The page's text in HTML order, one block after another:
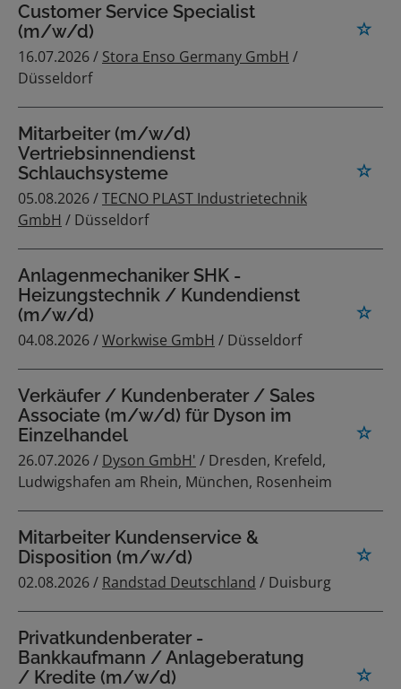
Customer Service Specialist
(m/w/d)
16.07.2026 / Stora Enso Germany GmbH /
Düsseldorf
Mitarbeiter (m/w/d)
Vertriebsinnendienst
Schlauchsysteme
05.08.2026 /TECNO PLAST Industrietechnik
GmbH / Düsseldorf
Anlagenmechaniker SHK -
Heizungstechnik / Kundendienst
(m/w/d)
04.08.2026 /Workwise GmbH / Düsseldorf
Verkäufer / Kundenberater / Sales
Associate (m/w/d) für Dyson im
Einzelhandel
26.07.2026 / Dyson GmbH' / Dresden, Krefeld,
Ludwigshafen am Rhein, München, Rosenheim
Mitarbeiter Kundenservice &
Disposition (m/w/d)
02.08.2026 / Randstad Deutschland / Duisburg
Privatkundenberater -
Bankkaufmann / Anlageberatung
/ Kredite (m/w/d)